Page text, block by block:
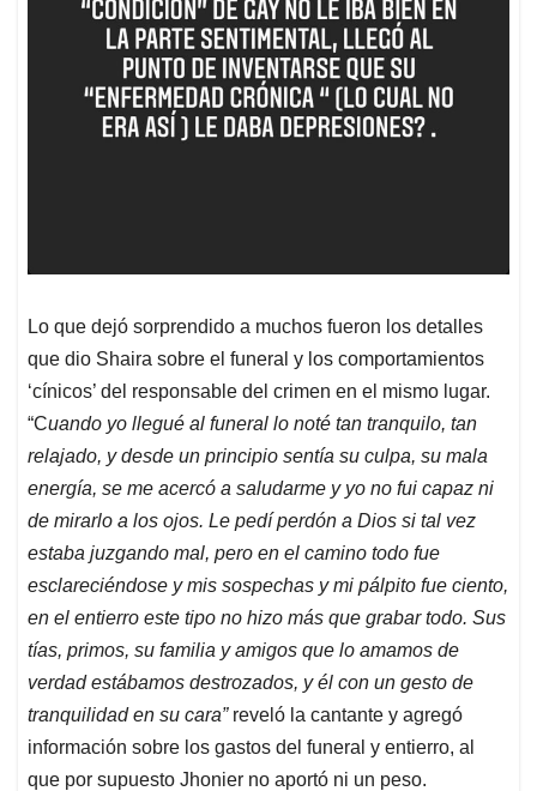
Lo que dejó sorprendido a muchos fueron los detalles
que dio Shaira sobre el funeral y los comportamientos
‘cínicos’ del responsable del crimen en el mismo lugar.
“Cuando yo llegué al funeral lo noté tan tranquilo, tan
relajado, y desde un principio sentía su culpa, su mala
energía, se me acercó a saludarme y yo no fui capaz ni
de mirarlo a los ojos. Le pedí perdón a Dios si tal vez
estaba juzgando mal, pero en el camino todo fue
esclareciéndose y mis sospechas y mi pálpito fue ciento,
en el entierro este tipo no hizo más que grabar todo. Sus
tías, primos, su familia y amigos que lo amamos de
verdad estábamos destrozados, y él con un gesto de
tranquilidad en su cara” reveló la cantante y agregó
información sobre los gastos del funeral y entierro, al
que por supuesto Jhonier no aportó ni un peso.